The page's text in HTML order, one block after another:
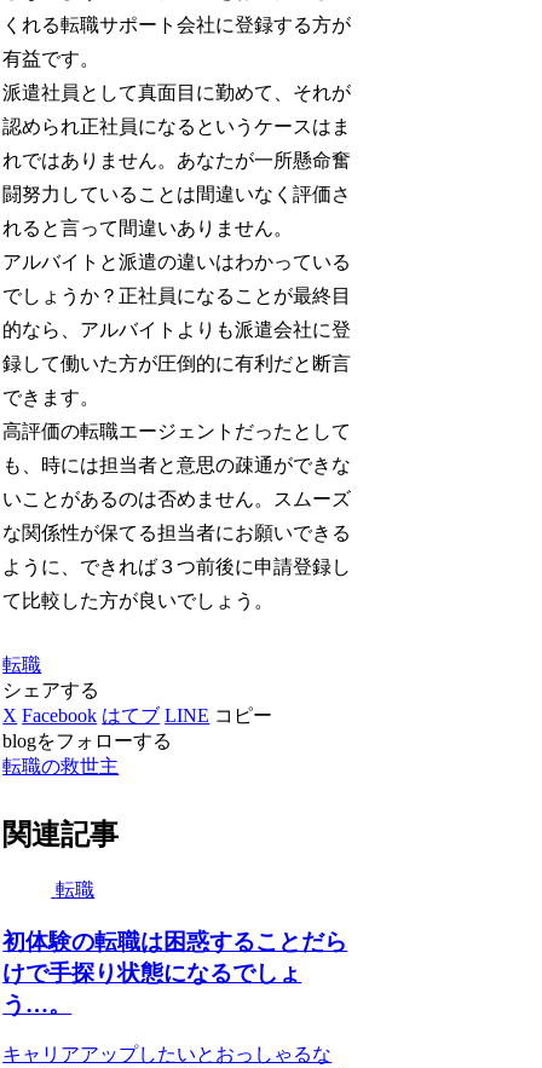
くれる転職サポート会社に登録する方が
有益です。
派遣社員として真面目に勤めて、それが
認められ正社員になるというケースはま
れではありません。あなたが一所懸命奮
闘努力していることは間違いなく評価さ
れると言って間違いありません。
アルバイトと派遣の違いはわかっている
でしょうか？正社員になることが最終目
的なら、アルバイトよりも派遣会社に登
録して働いた方が圧倒的に有利だと断言
できます。
高評価の転職エージェントだったとして
も、時には担当者と意思の疎通ができな
いことがあるのは否めません。スムーズ
な関係性が保てる担当者にお願いできる
ように、できれば３つ前後に申請登録し
て比較した方が良いでしょう。
転職
シェアする
X Facebook はてブ LINE コピー
blogをフォローする
転職の救世主
関連記事
転職
初体験の転職は困惑することだら
けで手探り状態になるでしょ
う…。
キャリアアップしたいとおっしゃるな